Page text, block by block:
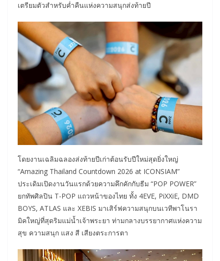
เตรียมตัวสำหรับค่ำคืนแห่งความสนุกส่งท้ายปี
โดยงานเฉลิมฉลองส่งท้ายปีเก่าต้อนรับปีใหม่สุดยิ่งใหญ่
“Amazing Thailand Countdown 2026 at ICONSIAM”
ประเดิมเปิดงานวันแรกด้วยความคึกคักกับธีม “POP POWER”
ยกทัพศิลปิน T-POP แถวหน้าของไทย ทั้ง 4EVE, PiXXiE, DMD
BOYS, ATLAS และ XEBIS มาเสิร์ฟความสนุกบนเวทีพาโนรา
มิคใหญ่ที่สุดริมแม่น้ำเจ้าพระยา ท่ามกลางบรรยากาศแห่งความ
สุข ความสนุก แสง สี เสียงตระการตา